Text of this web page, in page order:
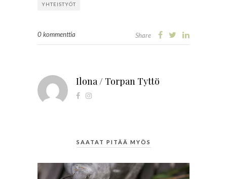
YHTEISTYÖT
0 kommenttia Share
Ilona / Torpan Tyttö
SAATAT PITÄÄ MYÖS